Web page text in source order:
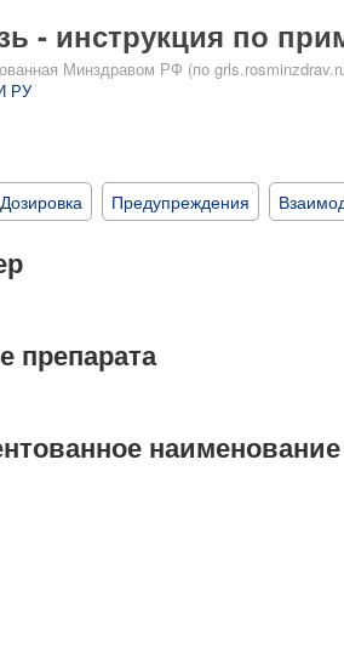
- инструкция по
Минздравом РФ (по
РУ
Дозировка Предупреждения
препарата
наименование